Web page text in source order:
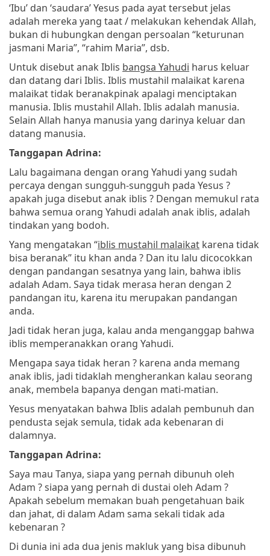
‘Ibu’ dan ‘saudara’ Yesus pada ayat tersebut jelas
adalah mereka yang taat / melakukan kehendak Allah,
bukan di hubungkan dengan persoalan “keturunan
jasmani Maria”, “rahim Maria”, dsb.
Untuk disebut anak Iblis bangsa Yahudi harus keluar
dan datang dari Iblis. Iblis mustahil malaikat karena
malaikat tidak beranakpinak apalagi menciptakan
manusia. Iblis mustahil Allah. Iblis adalah manusia.
Selain Allah hanya manusia yang darinya keluar dan
datang manusia.
Tanggapan Adrina:
Lalu bagaimana dengan orang Yahudi yang sudah
percaya dengan sungguh-sungguh pada Yesus ?
apakah juga disebut anak iblis ? Dengan memukul rata
bahwa semua orang Yahudi adalah anak iblis, adalah
tindakan yang bodoh.
Yang mengatakan “iblis mustahil malaikat karena tidak
bisa beranak” itu khan anda ? Dan itu lalu dicocokkan
dengan pandangan sesatnya yang lain, bahwa iblis
adalah Adam. Saya tidak merasa heran dengan 2
pandangan itu, karena itu merupakan pandangan
anda.
Jadi tidak heran juga, kalau anda menganggap bahwa
iblis memperanakkan orang Yahudi.
Mengapa saya tidak heran ? karena anda memang
anak iblis, jadi tidaklah mengherankan kalau seorang
anak, membela bapanya dengan mati-matian.
Yesus menyatakan bahwa Iblis adalah pembunuh dan
pendusta sejak semula, tidak ada kebenaran di
dalamnya.
Tanggapan Adrina:
Saya mau Tanya, siapa yang pernah dibunuh oleh
Adam ? siapa yang pernah di dustai oleh Adam ?
Apakah sebelum memakan buah pengetahuan baik
dan jahat, di dalam Adam sama sekali tidak ada
kebenaran ?
Di dunia ini ada dua jenis makluk yang bisa dibunuh